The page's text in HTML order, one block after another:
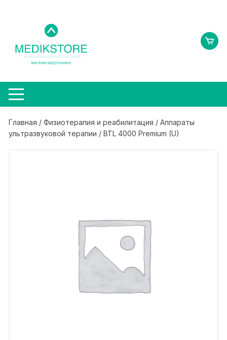
содержимому
Главная /Физиотерапия и реабилитация /Аппараты
ультразвуковой терапии / BTL 4000 Premium (U)